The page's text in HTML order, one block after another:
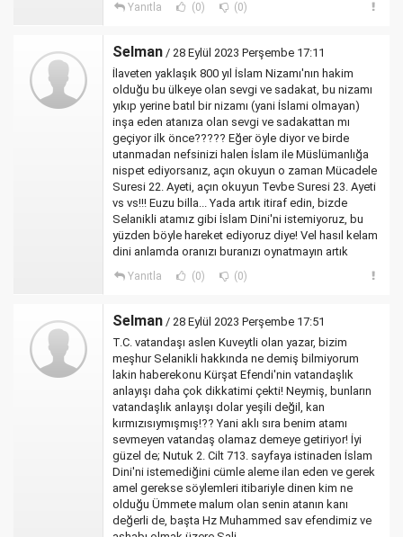
Yanıtla (0) (0)
Selman / 28 Eylül 2023 Perşembe 17:11
İlaveten yaklaşık 800 yıl İslam Nizamı'nın hakim
olduğu bu ülkeye olan sevgi ve sadakat, bu nizamı
yıkıp yerine batıl bir nizamı (yani İslami olmayan)
inşa eden atanıza olan sevgi ve sadakattan mı
geçiyor ilk önce????? Eğer öyle diyor ve birde
utanmadan nefsinizi halen İslam ile Müslümanlığa
nispet ediyorsanız, açın okuyun o zaman Mücadele
Suresi 22. Ayeti, açın okuyun Tevbe Suresi 23. Ayeti
vs vs!!! Euzu billa... Yada artık itiraf edin, bizde
Selanikli atamız gibi İslam Dini'ni istemiyoruz, bu
yüzden böyle hareket ediyoruz diye! Vel hasıl kelam
dini anlamda oranızı buranızı oynatmayın artık
Yanıtla (0) (0)
Selman / 28 Eylül 2023 Perşembe 17:51
T.C. vatandaşı aslen Kuveytli olan yazar, bizim
meşhur Selanikli hakkında ne demiş bilmiyorum
lakin haberekonu Kürşat Efendi'nin vatandaşlık
anlayışı daha çok dikkatimi çekti! Neymiş, bunların
vatandaşlık anlayışı dolar yeşili değil, kan
kırmızısıymışmış!?? Yani aklı sıra benim atamı
sevmeyen vatandaş olamaz demeye getiriyor! İyi
güzel de; Nutuk 2. Cilt 713. sayfaya istinaden İslam
Dini'ni istemediğini cümle aleme ilan eden ve gerek
amel gerekse söylemleri itibariyle dinen kim ne
olduğu Ümmete malum olan senin atanın kanı
değerli de, başta Hz Muhammed sav efendimiz ve